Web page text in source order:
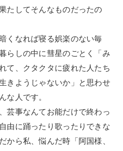
たしてそんなものだったの
くなれば寝る娯楽のない毎
らしの中に彗星のごとく「み
て、クタクタに疲れた人たち
きようじゃないか」と思わせ
な人です。
芸事なんてお能だけで終わっ
由に踊ったり歌ったりできな
から私、悩んだ時「阿国様、